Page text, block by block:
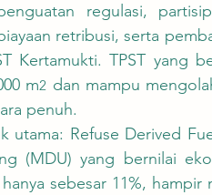
regulasi,
retribusi, serta
Kertamukti. TPST yang
m2 dan mampu
penuh.
(MDU) yang bernilai
sebesar 11%, hampir